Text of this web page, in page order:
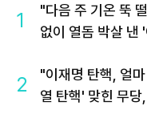
1
"다음 주 기온 뚝
없이 열돔 박살 낸
2
"이재명 탄핵, 얼
열 탄핵' 맞힌 무